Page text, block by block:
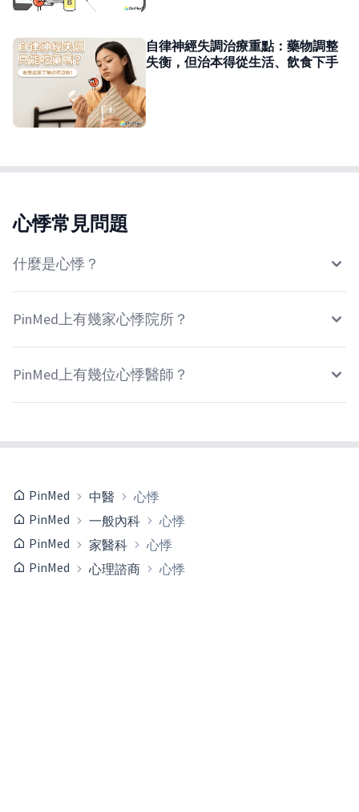
自律神經失調治療重點：藥物調整
失衡，但治本得從生活、飲食下手
心悸常見問題
什麼是心悸？
PinMed上有幾家心悸院所？
PinMed上有幾位心悸醫師？
PinMed 中醫
心悸
PinMed
一般內科
心悸
PinMed
家醫科
心悸
PinMed
心理諮商 心悸